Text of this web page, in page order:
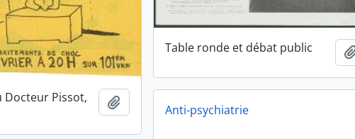
Table ronde et débat public
Docteur Pissot,
Ajouter au presse-papier
Anti-psychiatrie